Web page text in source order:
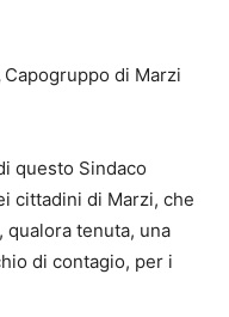
Capogruppo di Marzi
questo Sindaco
cittadini di Marzi, che
qualora tenuta, una
di contagio, per i